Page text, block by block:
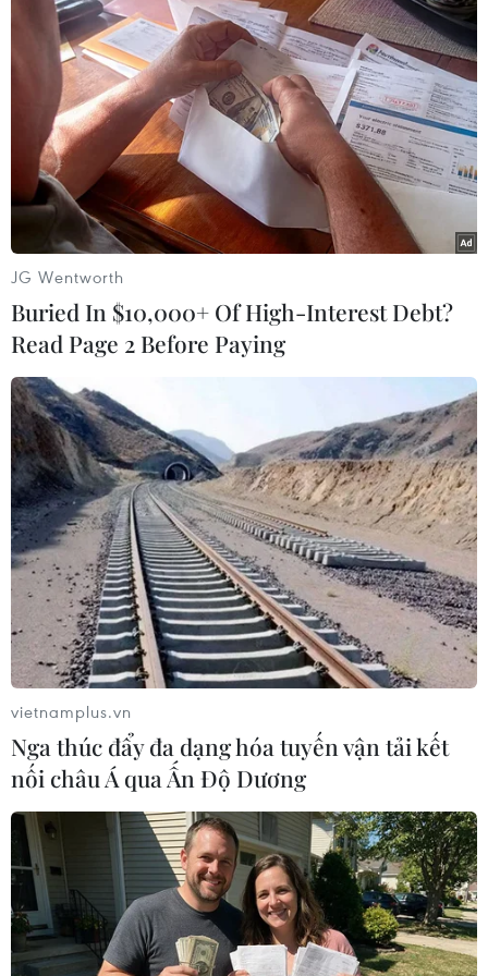
Tờ báo đã trích dẫn lời của Tổng thống Alberto
Fernandez, trong đó nhấn mạnh Argentina
đánh giá cao uy tín và vị thế ngày càng cao của
Việt Nam tại khu vực và trên thế giới; đồng thời
khẳng định quan hệ hai nước còn rất nhiều
tiềm năng hợp tác, nhất là về các mặt thương
mại và đầu tư./.
Chủ tịch Quốc hội Vương
Đình Huệ và Chủ tịch Viện
văn hóa Argentina-Việt
Nam Poldi María Sosa.
(Ảnh: Doãn Tấn/TTXVN)
(TTXVN/Vietnam+)
JG Wentworth
Buried In $10,000+ Of High-Interest Debt?
Read Page 2 Before Paying
vietnamplus.vn
Nga thúc đẩy đa dạng hóa tuyến vận tải kết
nối châu Á qua Ấn Độ Dương